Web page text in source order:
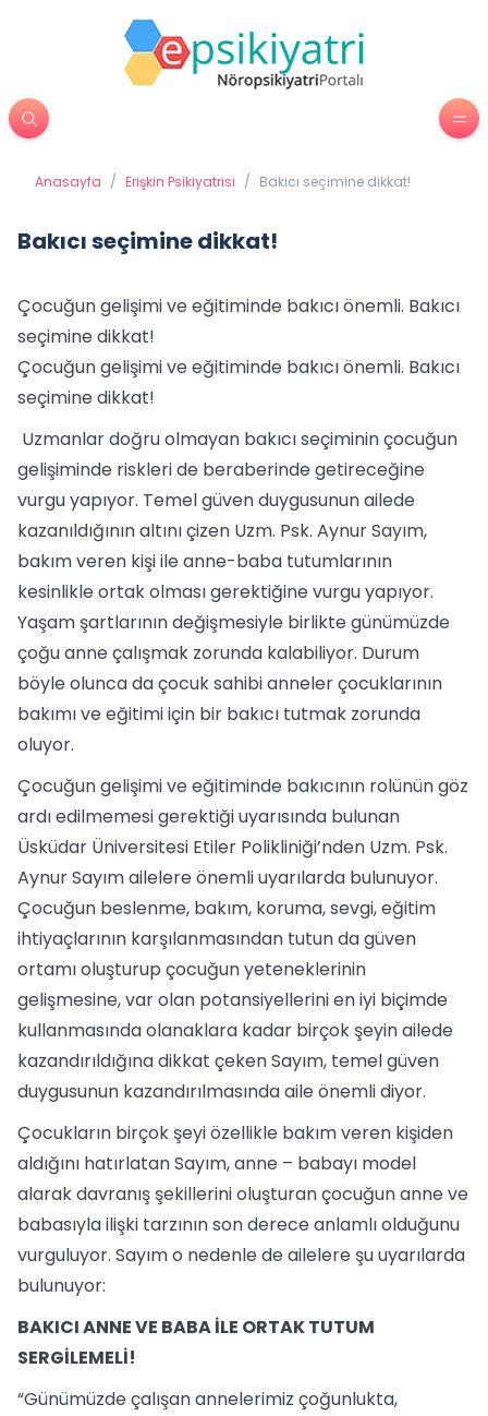
Anasayfa / Erişkin Psikiyatrisi / Bakıcı seçimine dikkat!
Bakıcı seçimine dikkat!
Çocuğun gelişimi ve eğitiminde bakıcı önemli. Bakıcı
seçimine dikkat!
Çocuğun gelişimi ve eğitiminde bakıcı önemli. Bakıcı
seçimine dikkat!
Uzmanlar doğru olmayan bakıcı seçiminin çocuğun
gelişiminde riskleri de beraberinde getireceğine
vurgu yapıyor. Temel güven duygusunun ailede
kazanıldığının altını çizen Uzm. Psk. Aynur Sayım,
bakım veren kişi ile anne-baba tutumlarının
kesinlikle ortak olması gerektiğine vurgu yapıyor.
Yaşam şartlarının değişmesiyle birlikte günümüzde
çoğu anne çalışmak zorunda kalabiliyor. Durum
böyle olunca da çocuk sahibi anneler çocuklarının
bakımı ve eğitimi için bir bakıcı tutmak zorunda
oluyor.
Çocuğun gelişimi ve eğitiminde bakıcının rolünün göz
ardı edilmemesi gerektiği uyarısında bulunan
Üsküdar Üniversitesi Etiler Polikliniği’nden Uzm. Psk.
Aynur Sayım ailelere önemli uyarılarda bulunuyor.
Çocuğun beslenme, bakım, koruma, sevgi, eğitim
ihtiyaçlarının karşılanmasından tutun da güven
ortamı oluşturup çocuğun yeteneklerinin
gelişmesine, var olan potansiyellerini en iyi biçimde
kullanmasında olanaklara kadar birçok şeyin ailede
kazandırıldığına dikkat çeken Sayım, temel güven
duygusunun kazandırılmasında aile önemli diyor.
Çocukların birçok şeyi özellikle bakım veren kişiden
aldığını hatırlatan Sayım, anne – babayı model
alarak davranış şekillerini oluşturan çocuğun anne ve
babasıyla ilişki tarzının son derece anlamlı olduğunu
vurguluyor. Sayım o nedenle de ailelere şu uyarılarda
bulunuyor:
BAKICI ANNE VE BABA İLE ORTAK TUTUM
SERGİLEMELİ!
“Günümüzde çalışan annelerimiz çoğunlukta,